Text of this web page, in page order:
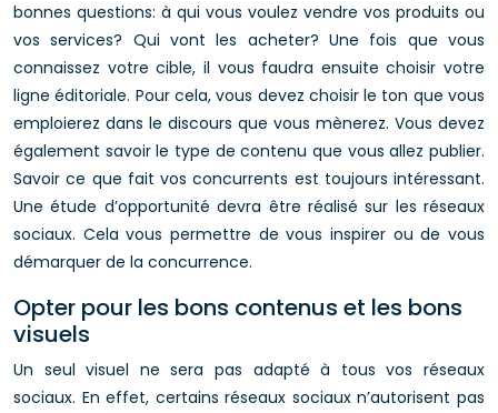
bonnes questions: à qui vous voulez vendre vos produits ou
vos services? Qui vont les acheter? Une fois que vous
connaissez votre cible, il vous faudra ensuite choisir votre
ligne éditoriale. Pour cela, vous devez choisir le ton que vous
emploierez dans le discours que vous mènerez. Vous devez
également savoir le type de contenu que vous allez publier.
Savoir ce que fait vos concurrents est toujours intéressant.
Une étude d’opportunité devra être réalisé sur les réseaux
sociaux. Cela vous permettre de vous inspirer ou de vous
démarquer de la concurrence.
Opter pour les bons contenus et les bons
visuels
Un seul visuel ne sera pas adapté à tous vos réseaux
sociaux. En effet, certains réseaux sociaux n’autorisent pas